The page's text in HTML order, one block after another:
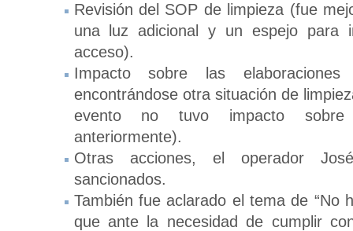
Revisión del SOP de limpieza (fue
una luz adicional y un espejo para
acceso).
Impacto sobre las
encontrándose otra situación de
evento no tuvo impacto sobre
anteriormente).
Otras acciones, el operador
sancionados.
También fue aclarado el tema de “No
que ante la necesidad de cumplir